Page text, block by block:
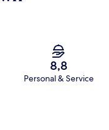
8,8
Personal & Service